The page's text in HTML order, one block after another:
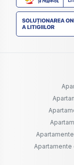
Apartamente